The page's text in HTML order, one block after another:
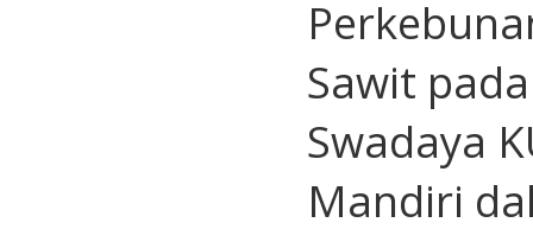
Sawit
Swadaya
Mandiri